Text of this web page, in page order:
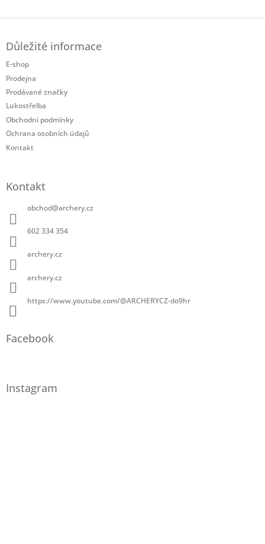
Důležité informace
E-shop
Prodejna
Prodávané značky
Lukostřelba
Obchodní podmínky
Ochrana osobních údajů
Kontakt
Kontakt
obchod@archery.cz
602 334 354
archery.cz
archery.cz
https://www.youtube.com/@ARCHERYCZ-do9hr
Facebook
Instagram